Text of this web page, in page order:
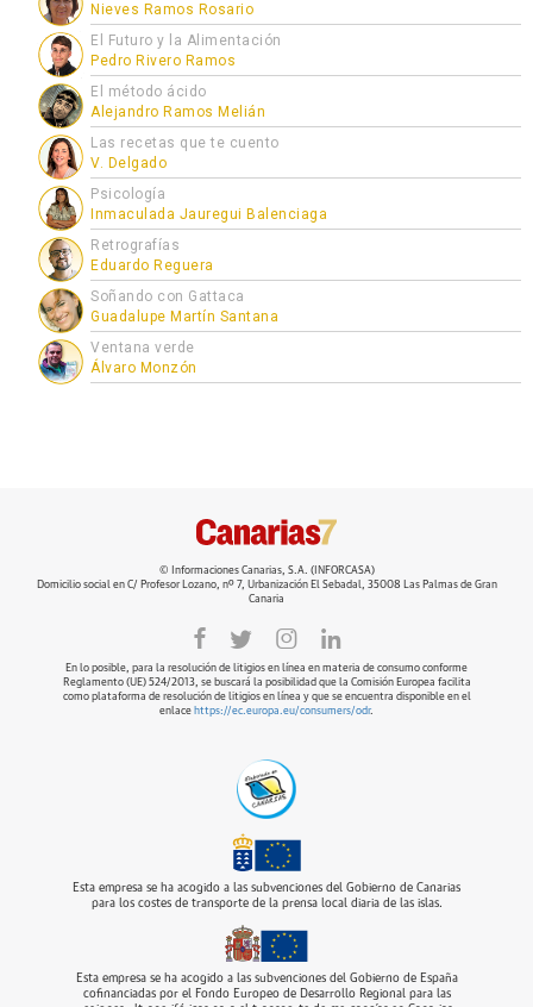
Nieves Ramos Rosario
El Futuro y la Alimentación
Pedro Rivero Ramos
El método ácido
Alejandro Ramos Melián
Las recetas que te cuento
V. Delgado
Psicología
Inmaculada Jauregui Balenciaga
Retrografías
Eduardo Reguera
Soñando con Gattaca
Guadalupe Martín Santana
Ventana verde
Álvaro Monzón
© Informaciones Canarias, S.A. (INFORCASA)
Domicilio social en C/ Profesor Lozano, nº 7, Urbanización El Sebadal, 35008 Las Palmas de Gran
Canaria
En lo posible, para la resolución de litigios en línea en materia de consumo conforme
Reglamento (UE) 524/2013, se buscará la posibilidad que la Comisión Europea facilita
como plataforma de resolución de litigios en línea y que se encuentra disponible en el
enlace https://ec.europa.eu/consumers/odr.
Esta empresa se ha acogido a las subvenciones del Gobierno de Canarias
para los costes de transporte de la prensa local diaria de las islas.
Esta empresa se ha acogido a las subvenciones del Gobierno de España
cofinanciadas por el Fondo Europeo de Desarrollo Regional para las